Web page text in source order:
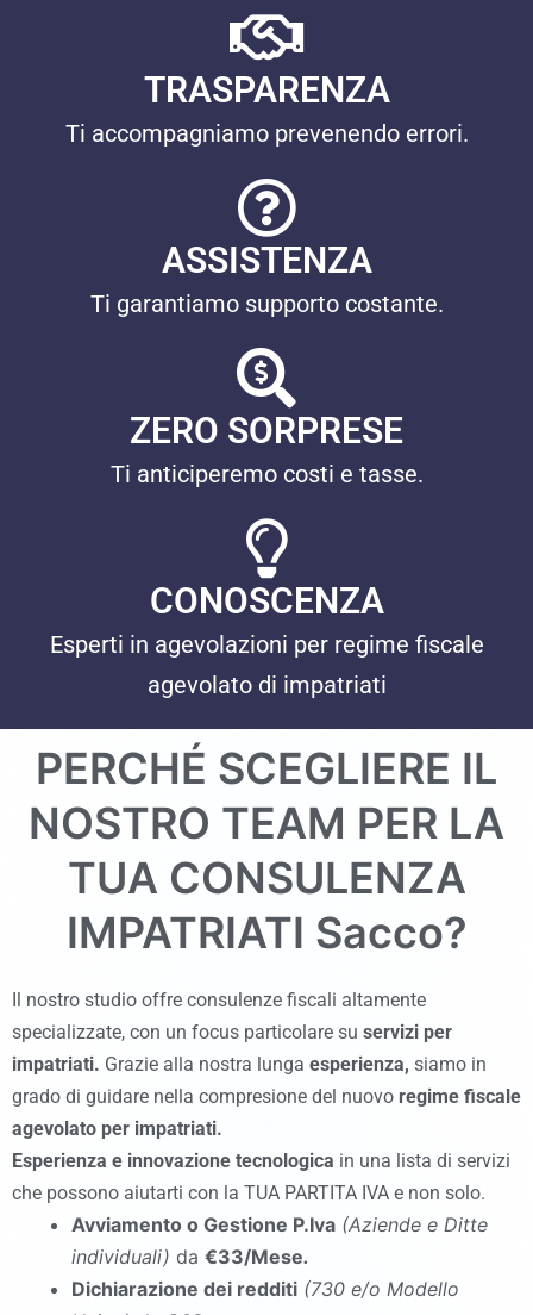
TRASPARENZA
Ti accompagniamo prevenendo errori.
ASSISTENZA
Ti garantiamo supporto costante.
ZERO SORPRESE
Ti anticiperemo costi e tasse.
CONOSCENZA
Esperti in agevolazioni per regime fiscale
agevolato di impatriati
PERCHÉ SCEGLIERE IL
NOSTRO TEAM PER LA
TUA CONSULENZA
IMPATRIATI Sacco?
Il nostro studio offre consulenze fiscali altamente
specializzate, con un focus particolare su servizi per
impatriati. Grazie alla nostra lunga esperienza, siamo in
grado di guidare nella compresione del nuovo regime fiscale
agevolato per impatriati.
Esperienza e innovazione tecnologica in una lista di servizi
che possono aiutarti con la TUA PARTITA IVA e non solo.
Avviamento o Gestione P.Iva (Aziende e Ditte
individuali) da €33/Mese.
Dichiarazione dei redditi (730 e/o Modello